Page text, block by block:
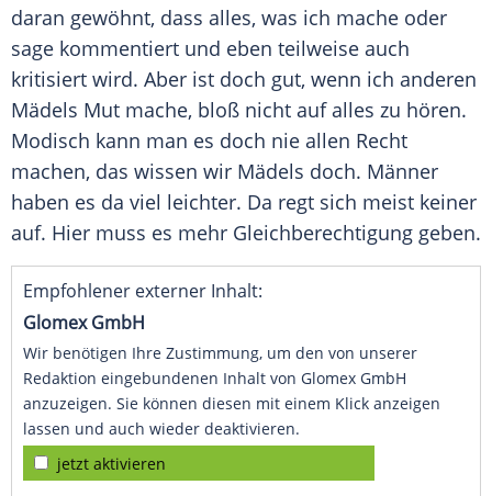
daran gewöhnt, dass alles, was ich mache oder
sage kommentiert und eben teilweise auch
kritisiert wird. Aber ist doch gut, wenn ich anderen
Mädels Mut mache, bloß nicht auf alles zu hören.
Modisch kann man es doch nie allen Recht
machen, das wissen wir Mädels doch. Männer
haben es da viel leichter. Da regt sich meist keiner
auf. Hier muss es mehr Gleichberechtigung geben.
Empfohlener externer Inhalt:
Glomex GmbH
Wir benötigen Ihre Zustimmung, um den von unserer
Redaktion eingebundenen Inhalt von Glomex GmbH
anzuzeigen. Sie können diesen mit einem Klick anzeigen
lassen und auch wieder deaktivieren.
jetzt aktivieren